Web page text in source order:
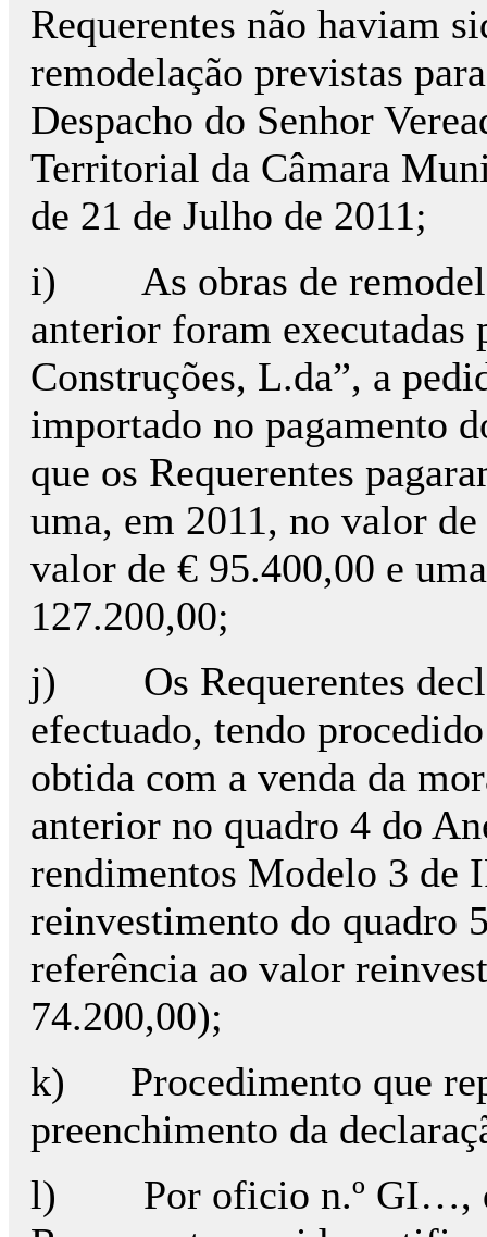
Requerentes não haviam
remodelação previstas
Despacho do Senhor
Territorial da Câmara
de 21 de Julho de 2011;
i) As obras de
anterior foram executadas
Construções, L.da”, a
importado no pagamento
que os Requerentes
uma, em 2011, no valor
valor de € 95.400,00 e
127.200,00;
j) Os Requerentes
efectuado, tendo
obtida com a venda da
anterior no quadro 4 do
rendimentos Modelo 3 de
reinvestimento do quadro
referência ao valor
74.200,00);
k) Procedimento que
preenchimento da
l) Por oficio n.º GI…,